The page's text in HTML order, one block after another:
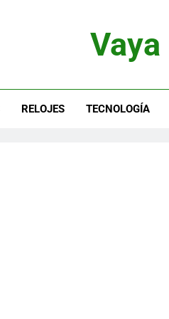
RELOJES TECNOLOGÍA